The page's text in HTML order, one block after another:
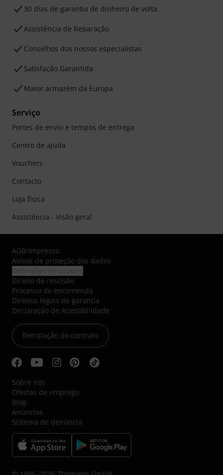
30 dias de garantia de dinheiro de volta
Assistência de Reparação
Conselhos dos nossos especialistas
Satisfação Garantida
Maior armazém da Europa
Serviço
Portes de envio e tempos de entrega
Centro de ajuda
Vouchers
Contacto
Loja física
Assistência - Visão geral
AGB/Impresso
Avisos de proteção dos dados
Direito de rescisão
Processo de encomenda
Direitos legais de garantia
Declaração de Acessibilidade
Retratação do contrato
Sobre nós
Ofertas de emprego
Blog
Anúncios
Sistema de denúncia